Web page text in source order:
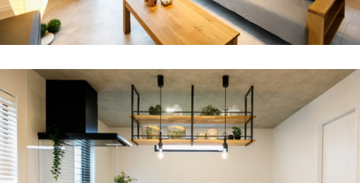
イベントに参加
モデルハウスを見る
資料請求・お問い合わせ